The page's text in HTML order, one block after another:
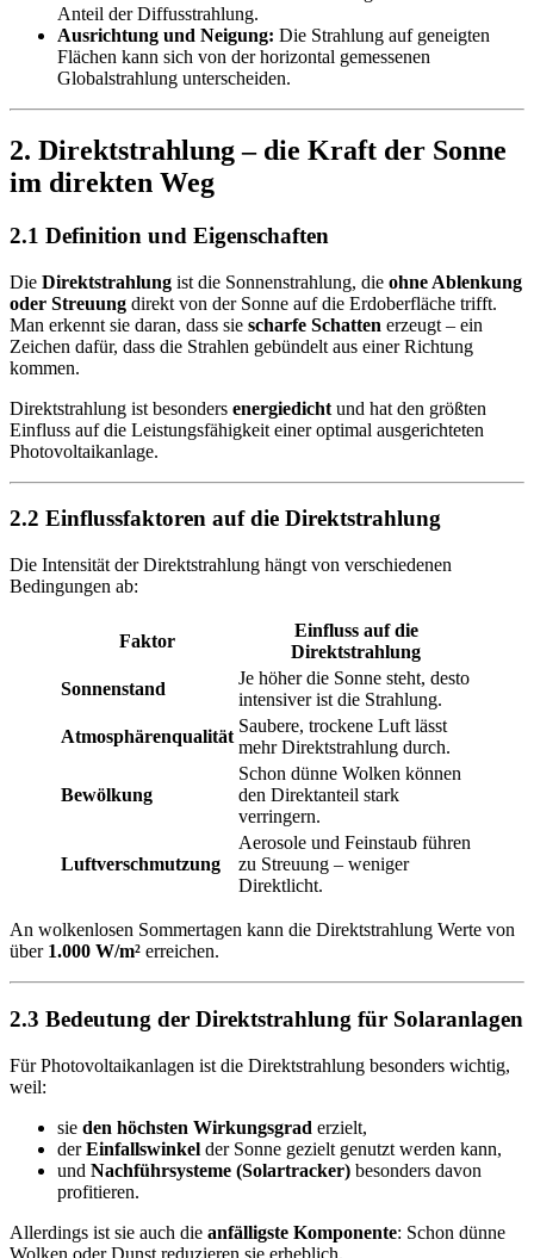
Anteil der Diffusstrahlung.
Ausrichtung und Neigung: Die Strahlung auf geneigten
Flächen kann sich von der horizontal gemessenen
Globalstrahlung unterscheiden.
2. Direktstrahlung – die Kraft der Sonne
im direkten Weg
2.1 Definition und Eigenschaften
Die Direktstrahlung ist die Sonnenstrahlung, die ohne Ablenkung
oder Streuung direkt von der Sonne auf die Erdoberfläche trifft.
Man erkennt sie daran, dass sie scharfe Schatten erzeugt – ein
Zeichen dafür, dass die Strahlen gebündelt aus einer Richtung
kommen.
Direktstrahlung ist besonders energiedicht und hat den größten
Einfluss auf die Leistungsfähigkeit einer optimal ausgerichteten
Photovoltaikanlage.
2.2 Einflussfaktoren auf die Direktstrahlung
Die Intensität der Direktstrahlung hängt von verschiedenen
Bedingungen ab:
Faktor
Einfluss auf die
Direktstrahlung
Sonnenstand
Je höher die Sonne steht, desto
intensiver ist die Strahlung.
Atmosphärenqualität
Saubere, trockene Luft lässt
mehr Direktstrahlung durch.
Bewölkung
Schon dünne Wolken können
den Direktanteil stark
verringern.
Luftverschmutzung
Aerosole und Feinstaub führen
zu Streuung – weniger
Direktlicht.
An wolkenlosen Sommertagen kann die Direktstrahlung Werte von
über 1.000 W/m² erreichen.
2.3 Bedeutung der Direktstrahlung für Solaranlagen
Für Photovoltaikanlagen ist die Direktstrahlung besonders wichtig,
weil:
sie den höchsten Wirkungsgrad erzielt,
derEinfallswinkel der Sonne gezielt genutzt werden kann,
und Nachführsysteme (Solartracker) besonders davon
profitieren.
Allerdings ist sie auch die anfälligste Komponente: Schon dünne
Wolken oder Dunst reduzieren sie erheblich.